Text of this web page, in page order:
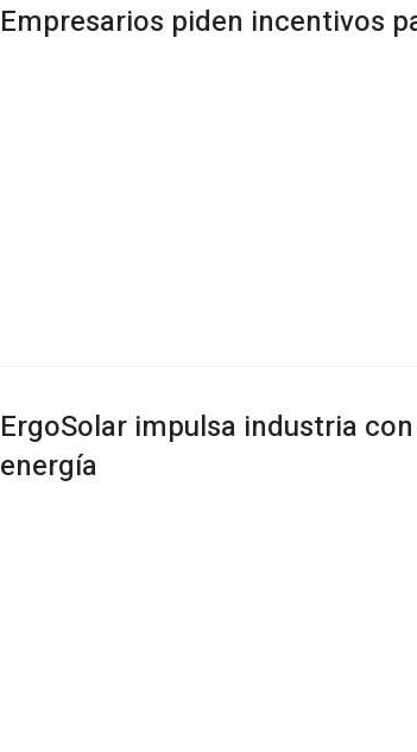
Empresarios piden incentivos
ErgoSolar impulsa industria
energía